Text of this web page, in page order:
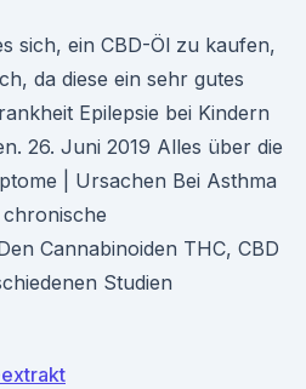
sich, ein CBD-Öl zu kaufen,
da diese ein sehr gutes
Epilepsie bei Kindern
26. Juni 2019 Alles über die
| Ursachen Bei Asthma
Cannabinoiden THC, CBD
Studien